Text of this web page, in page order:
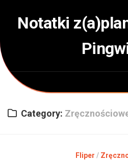
contentNotatki
Category:
Fliper /